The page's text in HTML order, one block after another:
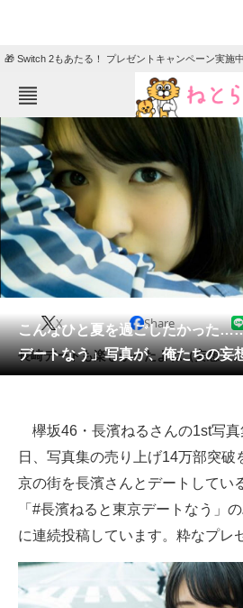
🎁 Switch 2もあたる！ プレゼントキャンペーン実施中
ねとらぼメニュー
TOP ニュー
エンタメ
グルメ
住まい 教育
動物 リサー
会員記事
メディア
ITの今と未来を見通す
スマホと通信の最新トレンド
進化するPCとデバイスの未来
ビジネスと働き方のヒント
こんなひと夏を過ごしたかった
デートなう」写真が、俺たちの妄
X Share
長崎デートも楽しかったよね（妄想）
欅坂46・長濱ねるさんの1st写真
日、写真集の売り上げ14万部突破
京の街を長濱さんとデートしてい
「#長濱ねると東京デートなう」
に連続投稿しています。粋なプレ